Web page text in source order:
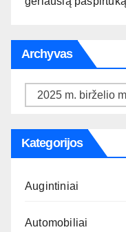
Archyvas
Archyvas
Kategorijos
Augintiniai
Automobiliai